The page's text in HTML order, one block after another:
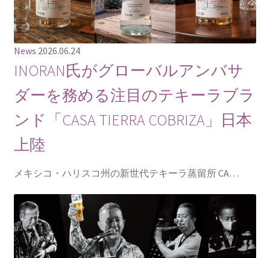
News 2026.06.24
INORAN氏がグローバルアンバサ
ダーを務める注目のテキーラブラ
ンド「CASA TIERRA COBRIZA」日本
上陸
メキシコ・ハリスコ州の新世代テキーラ蒸留所 CA…